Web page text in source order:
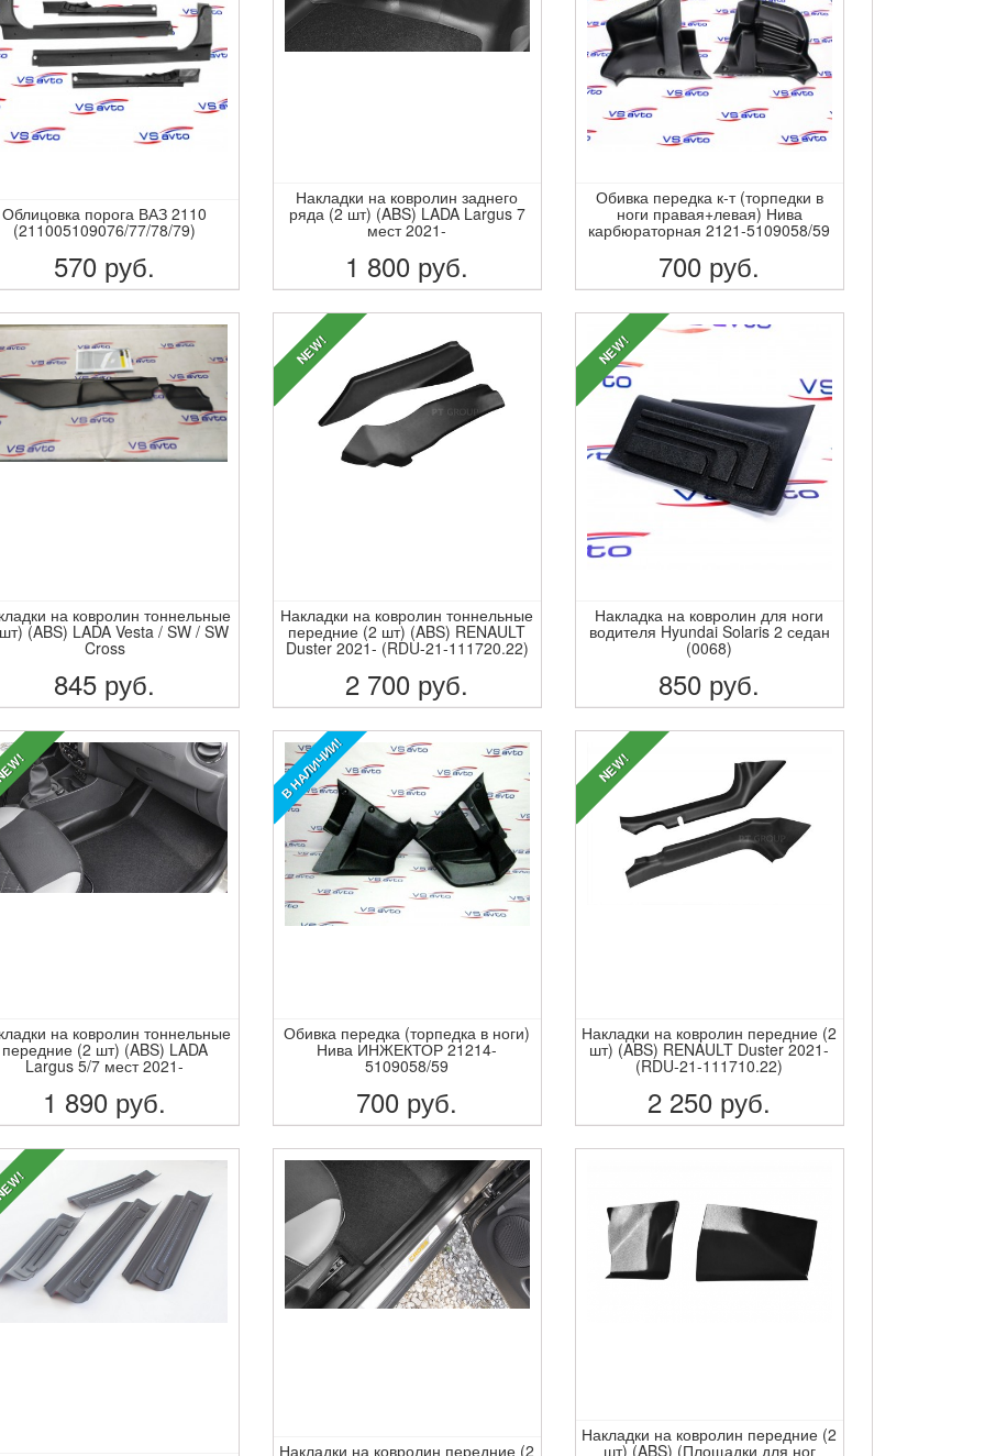
Облицовка порога ВАЗ 2110
(211005109076/77/78/79)
570 руб.
ПОДРОБНЕЕ
Накладки на ковролин заднего
ряда (2 шт) (ABS) LADA Largus 7
мест 2021-
1 800 руб.
ПОДРОБНЕЕ
Обивка передка к-т (торпедки в
ноги правая+левая) Нива
карбюраторная 2121-5109058/59
700 руб.
ПОДРОБНЕЕ
на ковролин тоннельные
(ABS) LADA Vesta / SW / SW
Cross
845 руб.
ПОДРОБНЕЕ
NEW!
Накладки на ковролин тоннельные
передние (2 шт) (ABS) RENAULT
Duster 2021- (RDU-21-111720.22)
2 700 руб.
ПОДРОБНЕЕ
NEW!
Накладка на ковролин для ноги
водителя Hyundai Solaris 2 седан
(0068)
850 руб.
ПОДРОБНЕЕ
на ковролин тоннельные
передние (2 шт) (ABS) LADA
Largus 5/7 мест 2021-
1 890 руб.
ПОДРОБНЕЕ
В НАЛИЧИИ!
Обивка передка (торпедка в ноги)
Нива ИНЖЕКТОР 21214-
5109058/59
700 руб.
ПОДРОБНЕЕ
NEW!
Накладки на ковролин передние (2
шт) (ABS) RENAULT Duster 2021-
(RDU-21-111710.22)
2 250 руб.
ПОДРОБНЕЕ
Накладки на ковролин передние (2
Накладки на ковролин передние (2
шт) (ABS) (Площадки для ног